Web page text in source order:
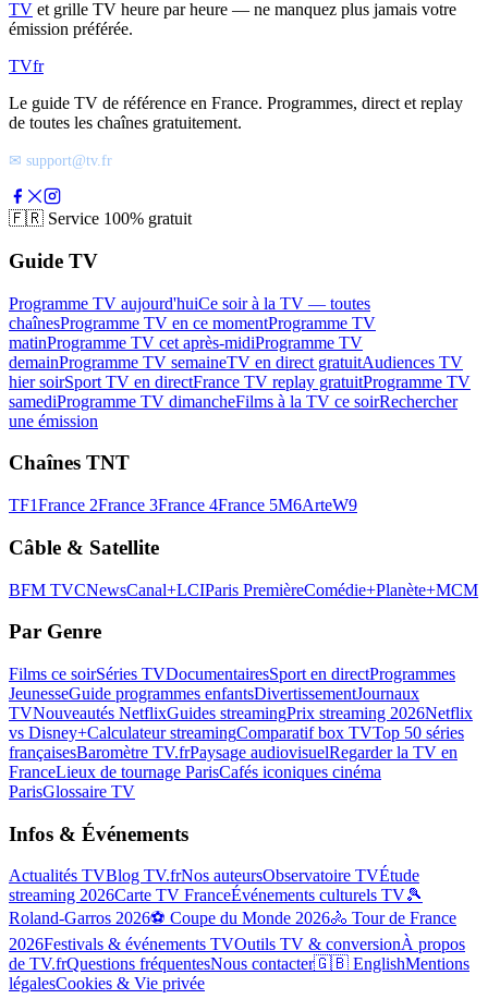
TV et grille TV heure par heure — ne manquez plus jamais votre
émission préférée.
TVfr
Le guide TV de référence en France. Programmes, direct et replay
de toutes les chaînes gratuitement.
✉ support@tv.fr
🇫🇷 Service 100% gratuit
Guide TV
Programme TV aujourd'huiCe soir à la TV — toutes
chaînesProgramme TV en ce momentProgramme TV
matinProgramme TV cet après-midiProgramme TV
demainProgramme TV semaineTV en direct gratuitAudiences TV
hier soirSport TV en directFrance TV replay gratuitProgramme TV
samediProgramme TV dimancheFilms à la TV ce soirRechercher
une émission
Chaînes TNT
TF1France 2France 3France 4France 5M6ArteW9
Câble & Satellite
BFM TVCNewsCanal+LCIParis PremièreComédie+Planète+MCM
Par Genre
Films ce soirSéries TVDocumentairesSport en directProgrammes
JeunesseGuide programmes enfantsDivertissementJournaux
TVNouveautés NetflixGuides streamingPrix streaming 2026Netflix
vs Disney+Calculateur streamingComparatif box TVTop 50 séries
françaisesBaromètre TV.frPaysage audiovisuelRegarder la TV en
FranceLieux de tournage ParisCafés iconiques cinéma
ParisGlossaire TV
Infos & Événements
Actualités TVBlog TV.frNos auteursObservatoire TVÉtude
streaming 2026Carte TV FranceÉvénements culturels TV🎾
Roland-Garros 2026⚽ Coupe du Monde 2026🚴 Tour de France
2026Festivals & événements TVOutils TV & conversionÀ propos
de TV.frQuestions fréquentesNous contacter🇬🇧 EnglishMentions
légalesCookies & Vie privée